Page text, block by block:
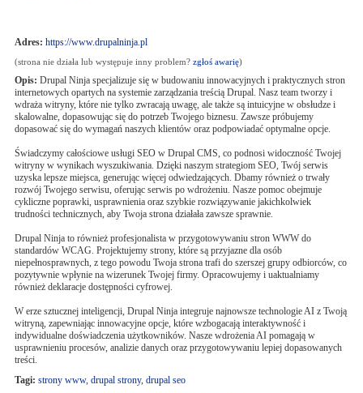
Adres: https://www.drupalninja.pl
(strona nie działa lub występuje inny problem? zgłoś awarię)
Opis: Drupal Ninja specjalizuje się w budowaniu innowacyjnych i praktycznych stron
internetowych opartych na systemie zarządzania treścią Drupal. Nasz team tworzy i
wdraża witryny, które nie tylko zwracają uwagę, ale także są intuicyjne w obsłudze i
skalowalne, dopasowując się do potrzeb Twojego biznesu. Zawsze próbujemy
dopasować się do wymagań naszych klientów oraz podpowiadać optymalne opcje.
Świadczymy całościowe usługi SEO w Drupal CMS, co podnosi widoczność Twojej
witryny w wynikach wyszukiwania. Dzięki naszym strategiom SEO, Twój serwis
uzyska lepsze miejsca, generując więcej odwiedzających. Dbamy również o trwały
rozwój Twojego serwisu, oferując serwis po wdrożeniu. Nasze pomoc obejmuje
cykliczne poprawki, usprawnienia oraz szybkie rozwiązywanie jakichkolwiek
trudności technicznych, aby Twoja strona działała zawsze sprawnie.
Drupal Ninja to również profesjonalista w przygotowywaniu stron WWW do
standardów WCAG. Projektujemy strony, które są przyjazne dla osób
niepełnosprawnych, z tego powodu Twoja strona trafi do szerszej grupy odbiorców, co
pozytywnie wpłynie na wizerunek Twojej firmy. Opracowujemy i uaktualniamy
również deklaracje dostępności cyfrowej.
W erze sztucznej inteligencji, Drupal Ninja integruje najnowsze technologie AI z Twoją
witryną, zapewniając innowacyjne opcje, które wzbogacają interaktywność i
indywidualne doświadczenia użytkowników. Nasze wdrożenia AI pomagają w
usprawnieniu procesów, analizie danych oraz przygotowywaniu lepiej dopasowanych
treści.
Tagi: strony www, drupal strony, drupal seo